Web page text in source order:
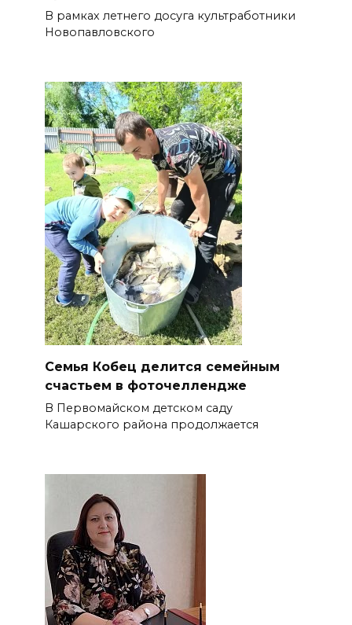
В рамках летнего досуга культработники
Новопавловского
Семья Кобец делится семейным
счастьем в фоточеллендже
В Первомайском детском саду
Кашарского района продолжается